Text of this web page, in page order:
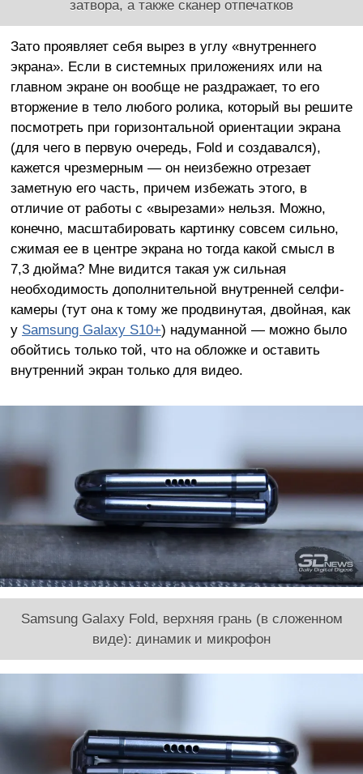
затвора, а также сканер отпечатков
Зато проявляет себя вырез в углу «внутреннего
экрана». Если в системных приложениях или на
главном экране он вообще не раздражает, то его
вторжение в тело любого ролика, который вы решите
посмотреть при горизонтальной ориентации экрана
(для чего в первую очередь, Fold и создавался),
кажется чрезмерным — он неизбежно отрезает
заметную его часть, причем избежать этого, в
отличие от работы с «вырезами» нельзя. Можно,
конечно, масштабировать картинку совсем сильно,
сжимая ее в центре экрана но тогда какой смысл в
7,3 дюйма? Мне видится такая уж сильная
необходимость дополнительной внутренней селфи-
камеры (тут она к тому же продвинутая, двойная, как
у Samsung Galaxy S10+) надуманной — можно было
обойтись только той, что на обложке и оставить
внутренний экран только для видео.
Samsung Galaxy Fold, верхняя грань (в сложенном
виде): динамик и микрофон